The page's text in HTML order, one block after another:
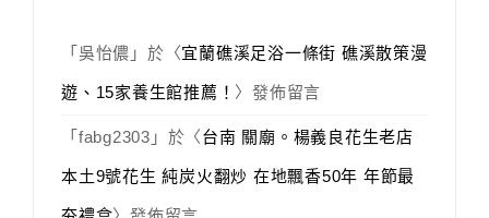
「 吳怡儂 」於〈宜蘭礁溪足浴一條街 礁溪散策漫
遊、15家養生館推薦！ 〉發佈留言
「 fabg2303 」於〈台南 關廟。楊義良花生老店
本土9號花生 純炭火翻炒 在地飄香50年 年節最